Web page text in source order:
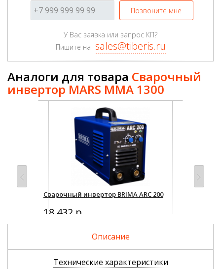
Позвоните мне
У Вас заявка или запрос КП?
Пишите на sales@tiberis.ru
Аналоги для товара Сварочный
инвертор MARS MMA 1300
Сварочный инвертор BRIMA ARC 200
18 432 р.
Описание
Технические характеристики